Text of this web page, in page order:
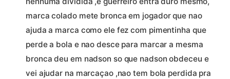
marca colado mete bronca em jogador que nao
ajuda a marca como ele fez com pimentinha que
perde a bola e nao desce para marcar a mesma
bronca deu em nadson so que nadson obdeceu e
vei ajudar na marcaçao ,nao tem bola perdida pra